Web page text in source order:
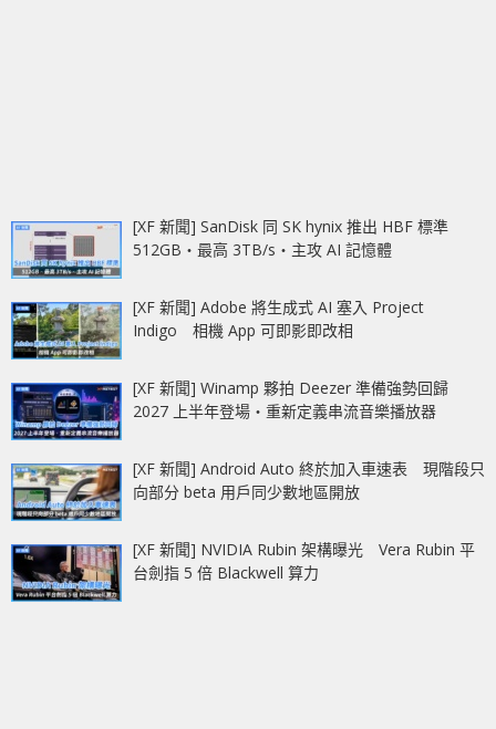
[XF 新聞] SanDisk 同 SK hynix 推出 HBF 標準
512GB‧最高 3TB/s‧主攻 AI 記憶體
[XF 新聞] Adobe 將生成式 AI 塞入 Project
Indigo 相機 App 可即影即改相
[XF 新聞] Winamp 夥拍 Deezer 準備強勢回歸
2027 上半年登場‧重新定義串流音樂播放器
[XF 新聞] Android Auto 終於加入車速表 現階段只
向部分 beta 用戶同少數地區開放
[XF 新聞] NVIDIA Rubin 架構曝光 Vera Rubin 平
台劍指 5 倍 Blackwell 算力